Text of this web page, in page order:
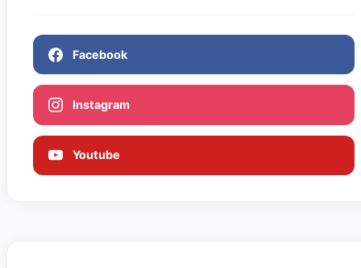
Facebook
Instagram
Youtube